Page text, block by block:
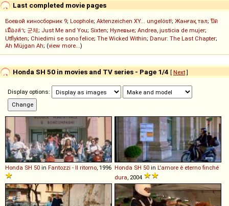
Last completed movie pages
Боевой киносборник 9; Loophole; Aktenzeichen XY... ungelöst!; Жанғақ тал; ปิด
เมืองล่า; 군체; Just Me and You; Sixten; Нулевые; Andrea, justicia de mujer;
Utflykten; Chiedimi se sono felice; The Wicked Within; Danur: The Last Chapter;
Ah Müjgan Ah; (view more...)
Honda SH 50 in movies and TV series - Page 1/4 [ Next]
Display options:
Honda SH 50 in Fantozzi - Il ritorno , 1996 Honda SH 50 in L'amore è eterno finché
dura , 2004